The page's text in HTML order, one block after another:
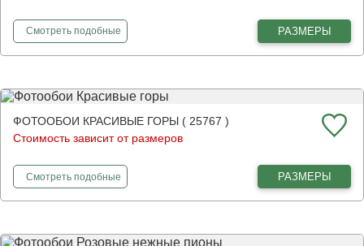
Смотретьфотообои
подобные РАЗМЕРЫ
ФОТООБОИ КРАСИВЫЕ ГОРЫ ( 25767 )
Стоимость зависит от размеров
Смотретьфотообои
подобные РАЗМЕРЫ